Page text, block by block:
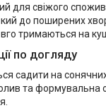
для свіжого
до поширених
тримаються на
по догляду
садити на
та формувальна